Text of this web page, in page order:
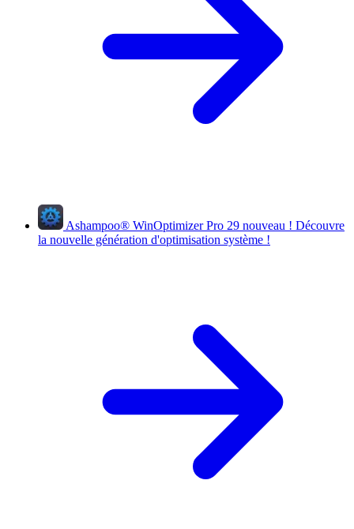
Ashampoo® WinOptimizer Pro 29 nouveau ! Découvre
la nouvelle génération d'optimisation système !